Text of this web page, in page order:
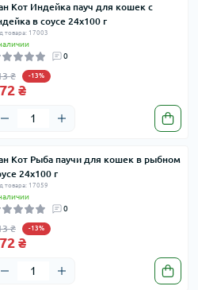
Кот Индейка пауч для кошек с
в соусе 24х100 г
товара: 17003
0
₴ -13%
₴
Кот Рыба паучи для кошек в рыбном
24х100 г
товара: 17059
0
₴ -13%
₴